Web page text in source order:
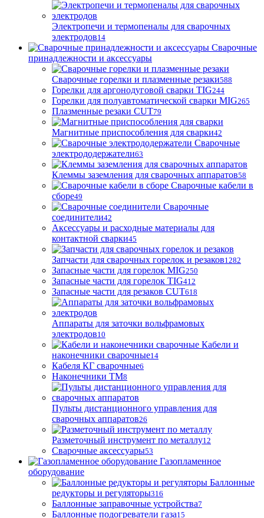
Электропечи и термопеналы для сварочных
электродов14
Сварочные
принадлежности и аксессуары
Сварочные горелки и плазменные резаки588
Горелки для аргонодуговой сварки TIG244
Горелки для полуавтоматической сварки MIG265
Плазменные резаки CUT79
Магнитные приспособления для сварки42
Сварочные
электрододержатели63
Клеммы заземления для сварочных аппаратов58
Сварочные кабели в
сборе49
Сварочные
соединители42
Аксессуары и расходные материалы для
контактной сварки45
Запчасти для сварочных горелок и резаков1282
Запасные части для горелок MIG250
Запасные части для горелок TIG412
Запасные части для резаков CUT618
Аппараты для заточки вольфрамовых
электродов10
Кабели и
наконечники сварочные14
Кабеля КГ сварочные6
Наконечники ТМ8
Пульты дистанционного управления для
сварочных аппаратов26
Разметочный инструмент по металлу12
Сварочные аксессуары53
Газопламенное
оборудование
Баллонные
редукторы и регуляторы316
Баллонные заправочные устройства7
Баллонные подогреватели газа15